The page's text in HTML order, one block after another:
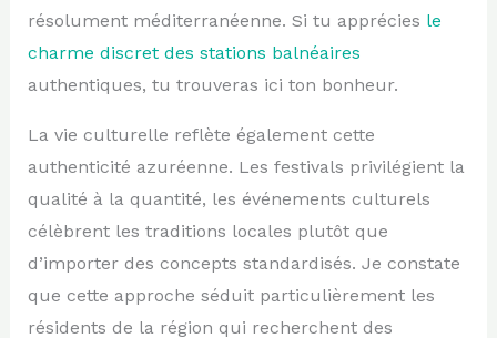
résolument méditerranéenne. Si tu apprécies le
charme discret des stations balnéaires
authentiques, tu trouveras ici ton bonheur.
La vie culturelle reflète également cette
authenticité azuréenne. Les festivals privilégient la
qualité à la quantité, les événements culturels
célèbrent les traditions locales plutôt que
d’importer des concepts standardisés. Je constate
que cette approche séduit particulièrement les
résidents de la région qui recherchent des